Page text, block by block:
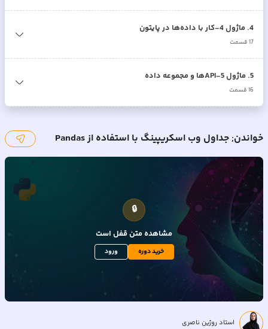
4
. ماژول 4-کار با داده‌ها در پایتون
17قسمت
5
. ماژول 5-APIها و مجموعه داده
16قسمت
خواندن; جداول وب اسکریپینگ با استفاده از Pandas
🔒
مشاهده متنقفل است
خرید دوره ورود
استاد روژین ناصری